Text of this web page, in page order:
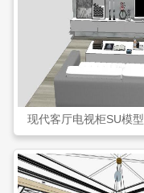
现代客厅电视柜SU模型